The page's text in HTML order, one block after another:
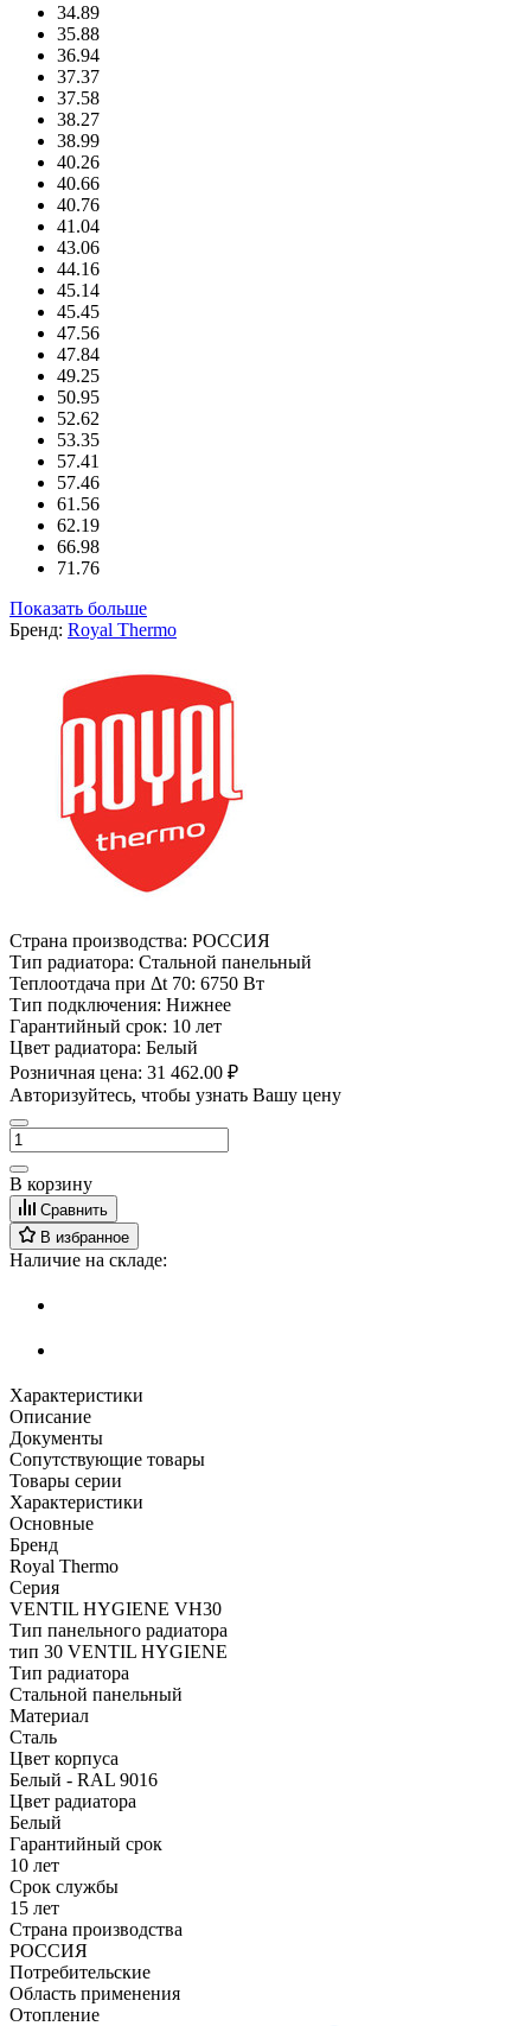
34.89
35.88
36.94
37.37
37.58
38.27
38.99
40.26
40.66
40.76
41.04
43.06
44.16
45.14
45.45
47.56
47.84
49.25
50.95
52.62
53.35
57.41
57.46
61.56
62.19
66.98
71.76
Показать больше
Бренд: Royal Thermo
Страна производства: РОССИЯ
Тип радиатора: Стальной панельный
Теплоотдача при Δt 70: 6750 Вт
Тип подключения: Нижнее
Гарантийный срок: 10 лет
Цвет радиатора: Белый
Розничная цена: 31 462.00 ₽
Авторизуйтесь, чтобы узнать Вашу цену
В корзину
Сравнить
В избранное
Наличие на складе:
Характеристики
Описание
Документы
Сопутствующие товары
Товары серии
Характеристики
Основные
Бренд
Royal Thermo
Серия
VENTIL HYGIENE VH30
Тип панельного радиатора
тип 30 VENTIL HYGIENE
Тип радиатора
Стальной панельный
Материал
Сталь
Цвет корпуса
Белый - RAL 9016
Цвет радиатора
Белый
Гарантийный срок
10 лет
Срок службы
15 лет
Страна производства
РОССИЯ
Потребительские
Область применения
Отопление